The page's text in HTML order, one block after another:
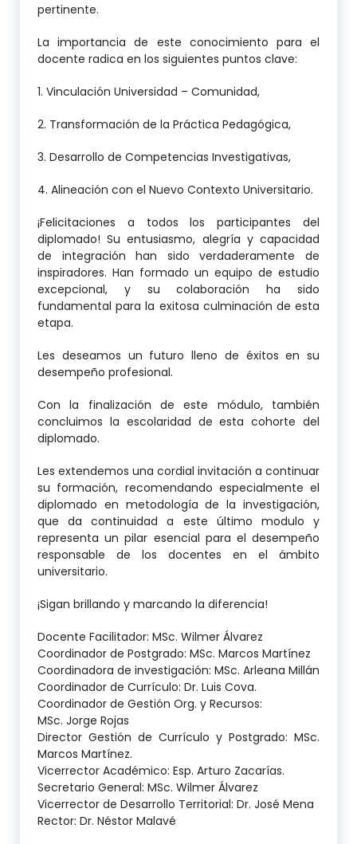
pertinente.
La importancia de este conocimiento para el
docente radica en los siguientes puntos clave:
1. Vinculación Universidad – Comunidad,
2. Transformación de la Práctica Pedagógica,
3. Desarrollo de Competencias Investigativas,
4. Alineación con el Nuevo Contexto Universitario.
¡Felicitaciones a todos los participantes del
diplomado! Su entusiasmo, alegría y capacidad
de integración han sido verdaderamente de
inspiradores. Han formado un equipo de estudio
excepcional, y su colaboración ha sido
fundamental para la exitosa culminación de esta
etapa.
Les deseamos un futuro lleno de éxitos en su
desempeño profesional.
Con la finalización de este módulo, también
concluimos la escolaridad de esta cohorte del
diplomado.
Les extendemos una cordial invitación a continuar
su formación, recomendando especialmente el
diplomado en metodología de la investigación,
que da continuidad a este último modulo y
representa un pilar esencial para el desempeño
responsable de los docentes en el ámbito
universitario.
¡Sigan brillando y marcando la diferencia!
Docente Facilitador: MSc. Wilmer Álvarez
Coordinador de Postgrado: MSc. Marcos Martínez
Coordinadora de investigación: MSc. Arleana Millán
Coordinador de Currículo: Dr. Luis Cova.
Coordinador de Gestión Org. y Recursos:
MSc. Jorge Rojas
Director Gestión de Currículo y Postgrado: MSc.
Marcos Martínez.
Vicerrector Académico: Esp. Arturo Zacarías.
Secretario General: MSc. Wilmer Álvarez
Vicerrector de Desarrollo Territorial: Dr. José Mena
Rector: Dr. Néstor Malavé